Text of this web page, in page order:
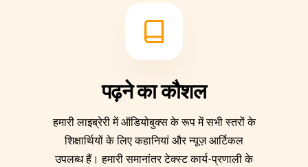
पढ़ने का कौशल
हमारी लाइब्रेरी में ऑडियोबुक्स के रूप में सभी स्तरों के
शिक्षार्थियों के लिए कहानियां और न्यूज़ आर्टिकल
उपलब्ध हैं। हमारी समानांतर टेक्स्ट कार्य-प्रणाली के